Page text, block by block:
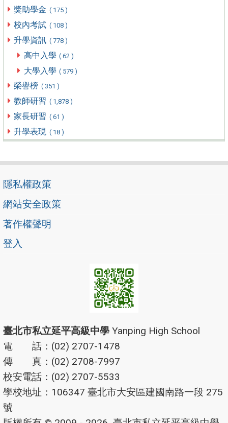
獎助學金 ( 175 )
校內考試 ( 108 )
升學資訊 ( 778 )
高中入學 ( 62 )
大學入學 ( 579 )
榮譽榜 ( 351 )
教師研習 ( 1,878 )
家長研習 ( 61 )
升學表現 ( 18 )
隱私權政策
網站安全政策
著作權聲明
登入
臺北市私立延平高級中學 Yanping High School
電 話：(02) 2707-1478
傳 真：(02) 2708-7997
校安電話：(02) 2707-5533
學校地址：106347 臺北市大安區建國南路一段 275
號